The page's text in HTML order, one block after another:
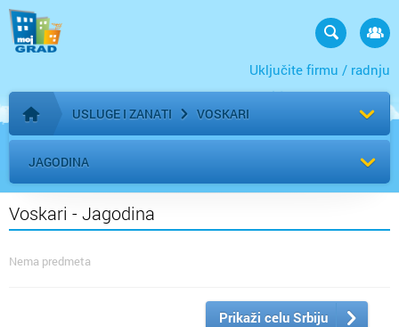
Uključite firmu / radnju
Početna stranica
USLUGE I ZANATI VOSKARI
JAGODINA
Voskari - Jagodina
Nema predmeta
Prikaži celu Srbiju